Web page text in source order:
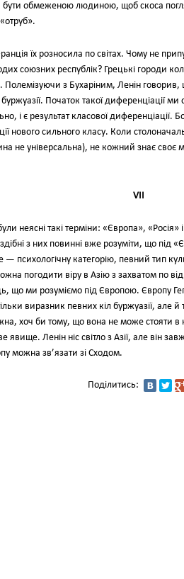
бути обмеженою людиною, щоб скоса
їх розносила по світах. Чому не
союзних республік? Грецькі городи
з Бухаріним, Ленін говорив,
Початок такої диференціації ми
і є результат класової
нового сильного класу. Коли
не універсальна), не кожний знає своє
VII
неясні такі терміни: «Європа»,
з них повинні вже розуміти, що під
психологічну категорію, певний тип
погодити віру в Азію з захватом по
що ми розуміємо під Європою. Європу
виразник певних кіл буржуазії,
хоч би тому, що вона не може стояти в
явище. Ленін ніс світло з Азії, але він
можна зв’язати зі Сходом.
Поділитись: